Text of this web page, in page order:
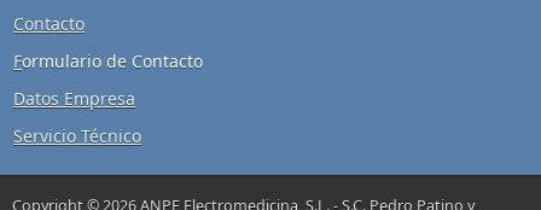
Contacto
Formulario de Contacto
Datos Empresa
Servicio Técnico